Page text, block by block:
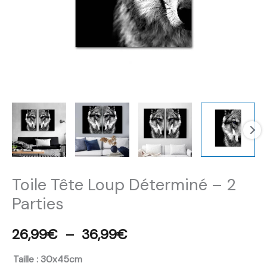
Toile Tête Loup Déterminé – 2
Parties
26,99€ – 36,99€
Taille : 30x45cm